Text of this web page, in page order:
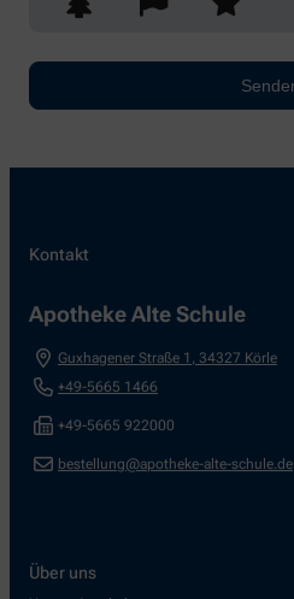
Kontakt
Apotheke Alte Schule
Guxhagener Straße 1 , 34327 Körle
+49-5665 1466
+49-5665 922000
bestellung@apotheke-alte-schule.de
Über uns